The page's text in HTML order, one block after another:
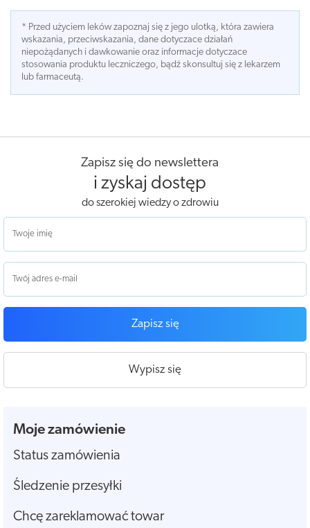
* Przed użyciem leków zapoznaj się z jego ulotką, która zawiera
wskazania, przeciwskazania, dane dotyczace działań
niepożądanych i dawkowanie oraz informacje dotyczace
stosowania produktu leczniczego, bądź skonsultuj się z lekarzem
lub farmaceutą.
Zapisz się do newslettera
i zyskaj dostęp
do szerokiej wiedzy o zdrowiu
Zapisz się
Wypisz się
Moje zamówienie
Status zamówienia
Śledzenie przesyłki
Chcę zareklamować towar